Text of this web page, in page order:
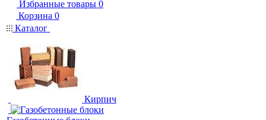
Избранные товары 0
Корзина 0
Каталог
Кирпич